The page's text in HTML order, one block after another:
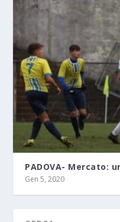
PADOVA- Mercato:
Gen 5, 2020